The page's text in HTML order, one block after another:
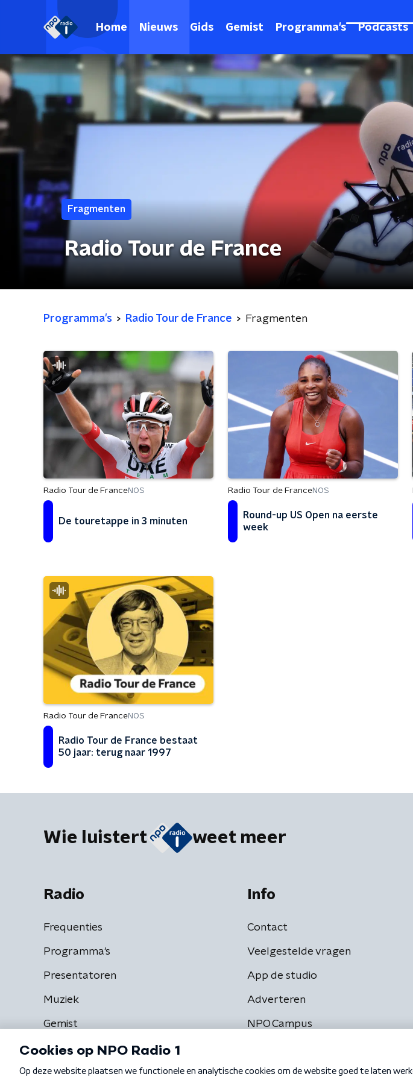
Home Nieuws Gids Gemist Programma's Podcasts
Fragmenten
Radio Tour de France
Programma's Radio Tour de France Fragmenten
Radio Tour de FranceNOS
De touretappe in 3 minuten
Radio Tour de FranceNOS
Round-up US Open na eerste
week
Radio Tour de FranceNOS
Radio Tour de France bestaat
50 jaar: terug naar 1997
Wie luistert weet meer
Radio
Frequenties
Programma's
Presentatoren
Muziek
Gemist
Info
Contact
Veelgestelde vragen
App de studio
Adverteren
NPO Campus